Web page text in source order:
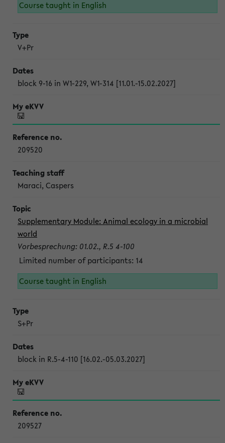
Course taught in English
V+Pr
block 9-16 in W1-229, W1-314 [11.01.-15.02.2027]
209520
Maraci, Caspers
Supplementary Module: Animal ecology in a microbial
world
Vorbesprechung: 01.02., R.5 4-100
Limited number of participants: 14
Course taught in English
S+Pr
block in R.5-4-110 [16.02.-05.03.2027]
209527